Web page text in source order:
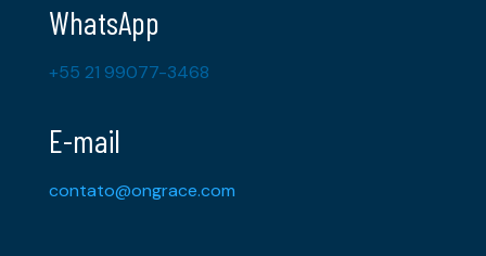
WhatsApp
+55 21 99077-3468
E-mail
contato@ongrace.com